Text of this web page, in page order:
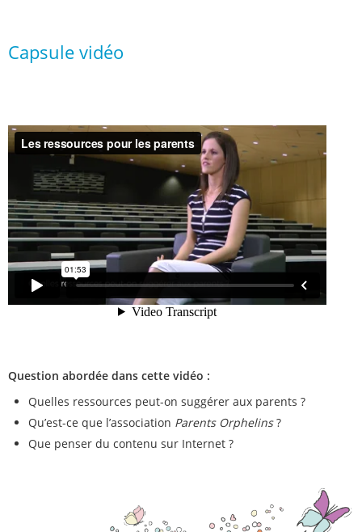
Capsule vidéo
Question abordée dans cette vidéo :
Quelles ressources peut-on suggérer aux parents ?
Qu’est-ce que l’association Parents Orphelins?
Que penser du contenu sur Internet ?